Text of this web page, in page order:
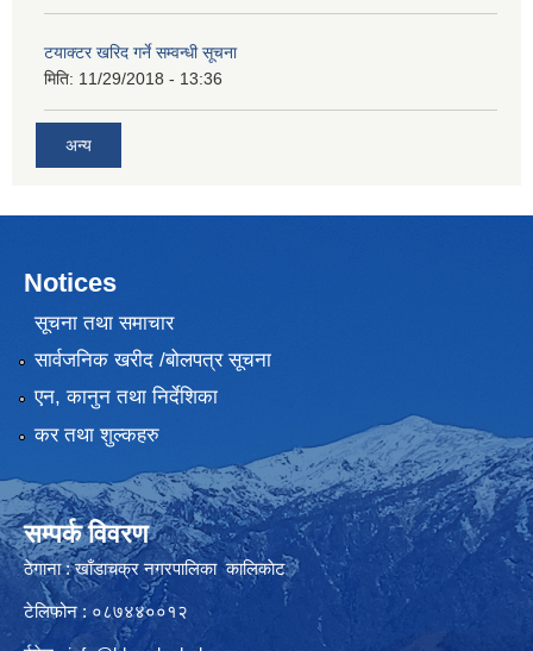
टयाक्टर खरिद गर्ने सम्वन्धी सूचना
मिति: 11/29/2018 - 13:36
अन्य
Notices
सूचना तथा समाचार
सार्वजनिक खरीद /बोलपत्र सूचना
एन, कानुन तथा निर्देशिका
कर तथा शुल्कहरु
सम्पर्क विवरण
ठेगाना : खाँडाचक्र नगरपालिका कालिकाेट
टेलिफोन : ०८७४४००१२